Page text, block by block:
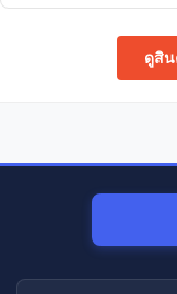
ดูสิ